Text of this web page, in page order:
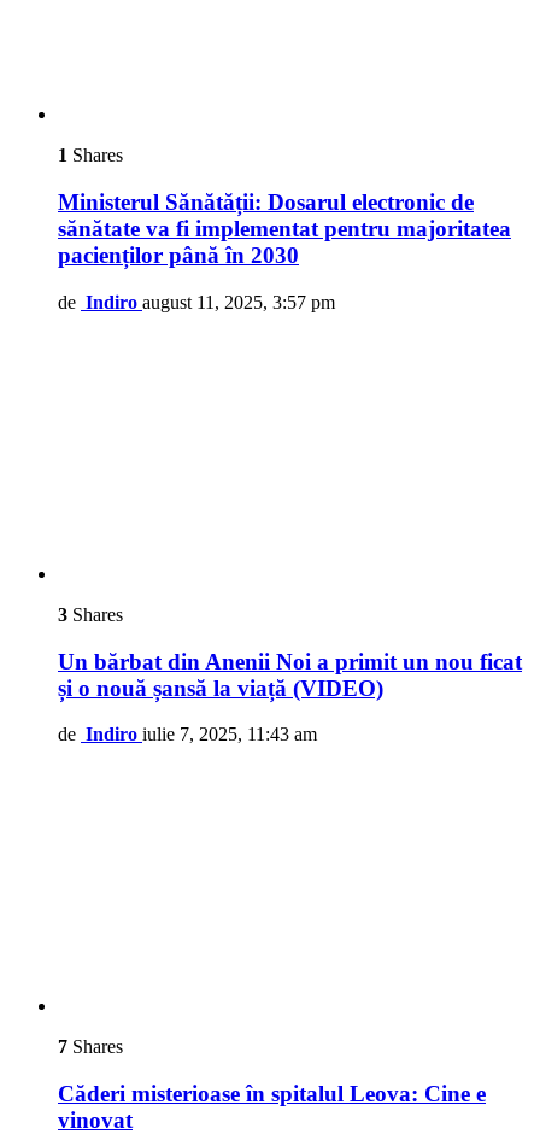
1 Shares
Ministerul Sănătății: Dosarul electronic de
sănătate va fi implementat pentru majoritatea
pacienților până în 2030
de Indiro august 11, 2025, 3:57 pm
3 Shares
Un bărbat din Anenii Noi a primit un nou ficat
și o nouă șansă la viață (VIDEO)
de Indiro iulie 7, 2025, 11:43 am
7 Shares
Căderi misterioase în spitalul Leova: Cine e
vinovat